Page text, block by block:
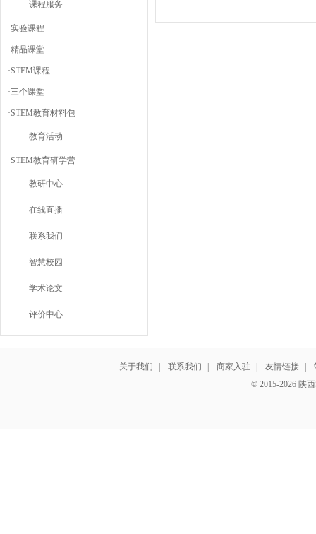
课程服务
·实验课程
·精品课堂
·STEM课程
·三个课堂
·STEM教育材料包
教育活动
·STEM教育研学营
教研中心
在线直播
联系我们
智慧校园
学术论文
评价中心
关于我们 联系我们 商家入驻 友情链接
© 2015-2026 陕